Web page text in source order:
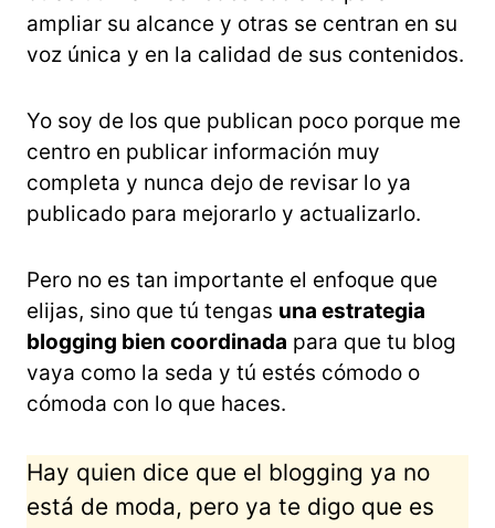
ampliar su alcance y otras se centran en su
voz única y en la calidad de sus contenidos.
Yo soy de los que publican poco porque me
centro en publicar información muy
completa y nunca dejo de revisar lo ya
publicado para mejorarlo y actualizarlo.
Pero no es tan importante el enfoque que
elijas, sino que tú tengas una estrategia
blogging bien coordinada para que tu blog
vaya como la seda y tú estés cómodo o
cómoda con lo que haces.
Hay quien dice que el blogging ya no
está de moda, pero ya te digo que es